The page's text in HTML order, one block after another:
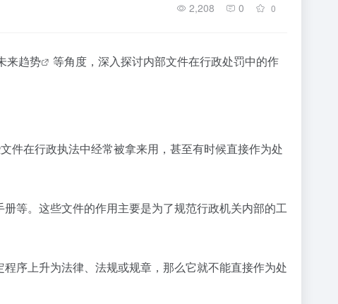
2,208 0 0
来趋势
等角度，深入探讨内部文件在行政处罚中的作
件在行政执法中经常被拿来用，甚至有时候直接作为处
等。这些文件的作用主要是为了规范行政机关内部的工
序上升为法律、法规或规章，那么它就不能直接作为处